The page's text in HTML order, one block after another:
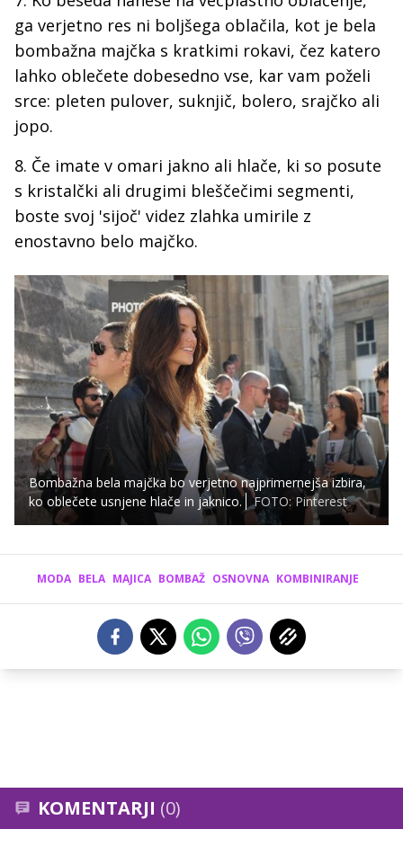
ga verjetno res ni boljšega oblačila, kot je bela
bombažna majčka s kratkimi rokavi, čez katero
lahko oblečete dobesedno vse, kar vam poželi
srce: pleten pulover, suknjič, bolero, srajčko ali
jopo.
8. Če imate v omari jakno ali hlače, ki so posute
s kristalčki ali drugimi bleščečimi segmenti,
boste svoj 'sijoč' videz zlahka umirile z
enostavno belo majčko.
Bombažna bela majčka bo verjetno najprimernejša izbira,
ko oblečete usnjene hlače in jaknico.
FOTO: Pinterest
MODA BELA MAJICA BOMBAŽ OSNOVNA KOMBINIRANJE
KOMENTARJI (0)